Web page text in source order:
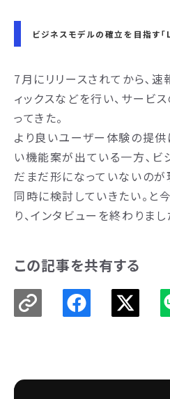
ビジネスモデルの確立を目指す
7月にリリースされてから､
ィックスなどを行い、サービ
ってきた。
より良いユーザー体験の提
い機能案が出ている一方､ビ
だまだ形になっていないのが
同時に検討していきたい。と
り、インタビューを終わりまし
この記事を共有する